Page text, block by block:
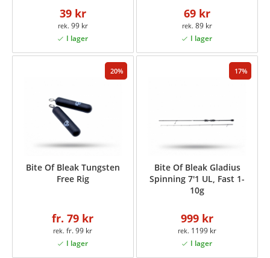
39 kr
99 kr
69 kr
89 kr
20
Bite Of Bleak Tungsten
Free Rig
fr. 79 kr
fr. 99 kr
17
Bite Of Bleak Gladius
Spinning 7'1 UL, Fast 1-
10g
999 kr
1199 kr